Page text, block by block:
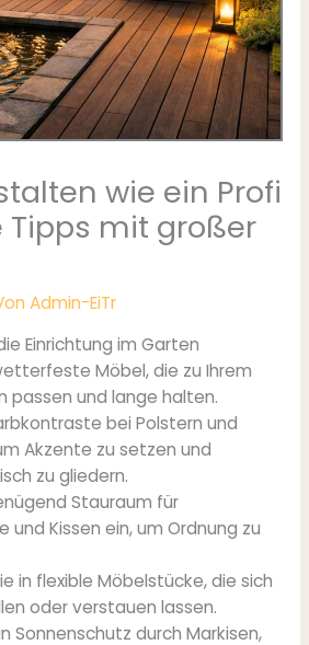
wie ein Profi
Tipps mit großer
Admin-EiTr
Einrichtung im Garten
Möbel, die zu Ihrem
passen und lange halten.
bei Polstern und
Akzente zu setzen und
zu gliedern.
Stauraum für
und Kissen ein, um Ordnung zu
in flexible Möbelstücke, die sich
oder verstauen lassen.
Sonnenschutz durch Markisen,